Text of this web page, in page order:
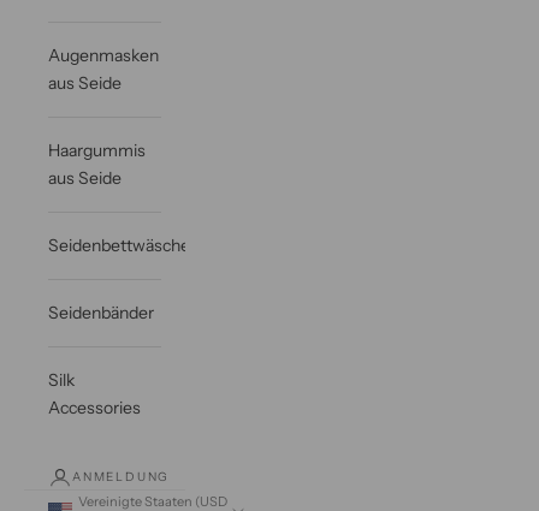
Augenmasken
aus Seide
Haargummis
aus Seide
Seidenbettwäsche
Seidenbänder
Silk
Accessories
ANMELDUNG
Vereinigte Staaten (USD